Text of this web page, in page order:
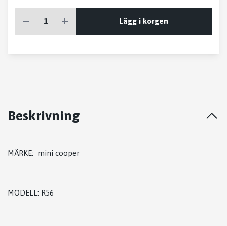
Lägg i korgen
Beskrivning
MÄRKE: mini cooper
MODELL: R56